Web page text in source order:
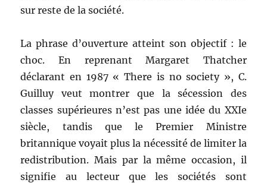
sur reste de la société.
La phrase d’ouverture atteint son objectif : le
choc. En reprenant Margaret Thatcher
déclarant en 1987 « There is no society », C.
Guilluy veut montrer que la sécession des
classes supérieures n’est pas une idée du XXIe
siècle, tandis que le Premier Ministre
britannique voyait plus la nécessité de limiter la
redistribution. Mais par la même occasion, il
signifie au lecteur que les sociétés sont